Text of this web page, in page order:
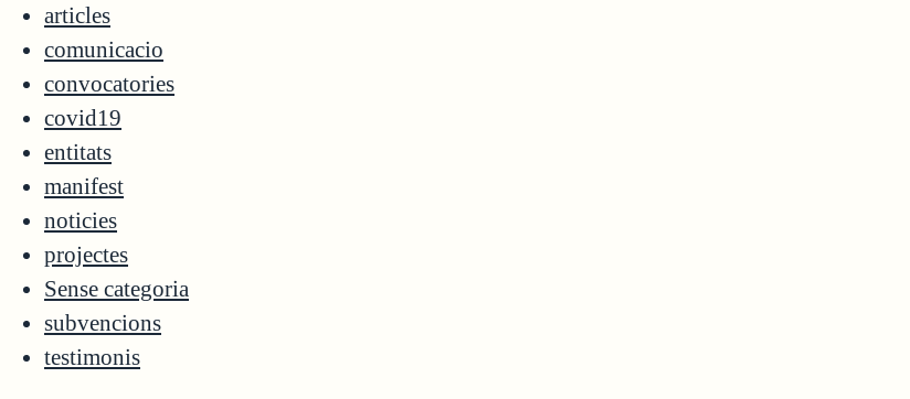
articles
comunicacio
convocatories
covid19
entitats
manifest
noticies
projectes
Sense categoria
subvencions
testimonis